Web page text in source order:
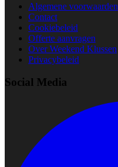
Algemene voorwaarden
Contact
Cookiebeleid
Offerte aanvragen
Over Weekend Klussen
Privacybeleid
Social Media